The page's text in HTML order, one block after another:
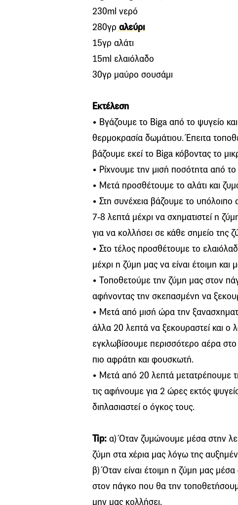
230ml νερό
280γρ αλεύρι
15γρ αλάτι
15ml ελαιόλαδο
30γρ μαύρο σουσάμι
Εκτέλεση
• Βγάζουμε το Biga από το ψυγείο
θερμοκρασία δωμάτιου. Έπειτα
βάζουμε εκεί το Biga κόβοντας το
• Ρίχνουμε την μισή ποσότητα από
• Μετά προσθέτουμε το αλάτι και
• Στη συνέχεια βάζουμε το
7-8 λεπτά μέχρι να σχηματιστεί η
για να κολλήσει σε κάθε σημείο της
• Στο τέλος προσθέτουμε το
μέχρι η ζύμη μας να είναι έτοιμη και
• Τοποθετούμε την ζύμη μας στον
αφήνοντας την σκεπασμένη να
• Μετά από μισή ώρα την
άλλα 20 λεπτά να ξεκουραστεί και ο
εγκλωβίσουμε περισσότερο αέρα στο
πιο αφράτη και φουσκωτή.
• Μετά από 20 λεπτά μετατρέπουμε
τις αφήνουμε για 2 ώρες εκτός
διπλασιαστεί ο όγκος τους.
Tip: α) Όταν ζυμώνουμε μέσα στην
ζύμη στα χέρια μας λόγω της
β) Όταν είναι έτοιμη η ζύμη μας
στον πάγκο που θα την
μην μας κολλήσει.